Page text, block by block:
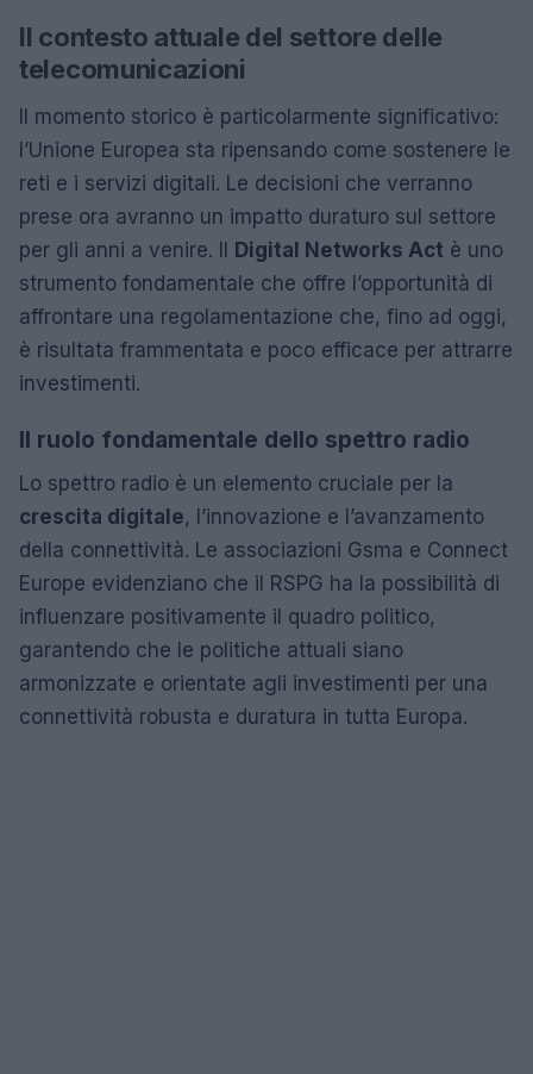
Il contesto attuale del settore delle
telecomunicazioni
Il momento storico è particolarmente significativo:
l’Unione Europea sta ripensando come sostenere le
reti e i servizi digitali. Le decisioni che verranno
prese ora avranno un impatto duraturo sul settore
per gli anni a venire. Il Digital Networks Act è uno
strumento fondamentale che offre l’opportunità di
affrontare una regolamentazione che, fino ad oggi,
è risultata frammentata e poco efficace per attrarre
investimenti.
Il ruolo fondamentale dello spettro radio
Lo spettro radio è un elemento cruciale per la
crescita digitale, l’innovazione e l’avanzamento
della connettività. Le associazioni Gsma e Connect
Europe evidenziano che il RSPG ha la possibilità di
influenzare positivamente il quadro politico,
garantendo che le politiche attuali siano
armonizzate e orientate agli investimenti per una
connettività robusta e duratura in tutta Europa.